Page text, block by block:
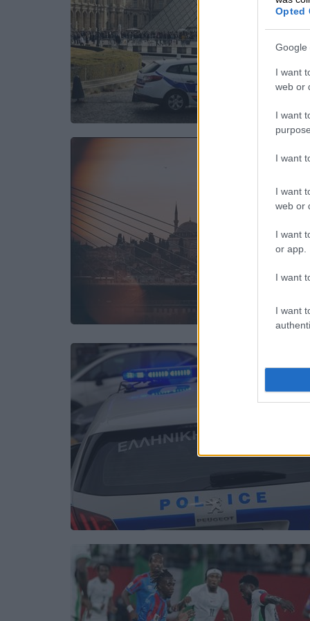
Opted
Google
I want
web or
I want
I want
I want
web or
I want
or app.
I want
I want